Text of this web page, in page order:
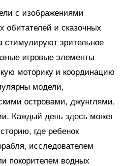
с изображениями
обитателей и сказочных
стимулируют зрительное
игровые элементы
моторику и координацию
модели,
островами, джунглями,
Каждый день здесь может
где ребенок
исследователем
покорителем водных